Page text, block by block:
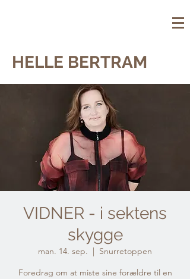
HELLE BERTRAM
VIDNER - i sektens
skygge
man. 14. sep.
  |
Snurretoppen
Foredrag om at miste sine forældre til en